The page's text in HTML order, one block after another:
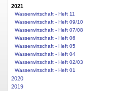
2021
Wasserwirtschaft - Heft 11
Wasserwirtschaft - Heft 09/10
Wasserwirtschaft - Heft 07/08
Wasserwirtschaft - Heft 06
Wasserwirtschaft - Heft 05
Wasserwirtschaft - Heft 04
Wasserwirtschaft - Heft 02/03
Wasserwirtschaft - Heft 01
2020
2019